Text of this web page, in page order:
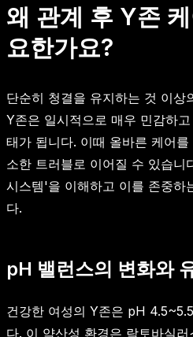
왜 관계 후 Y존
요한가요?
단순히 청결을 유지하는 것 이상
Y존은 일시적으로 매우 민감하
태가 됩니다. 이때 올바른 케어
소한 트러블로 이어질 수 있습니
시스템'을 이해하고 이를 존중하
다.
pH 밸런스의 변화와
건강한 여성의 Y존은 pH
다. 이 약산성 환경은 락토바실